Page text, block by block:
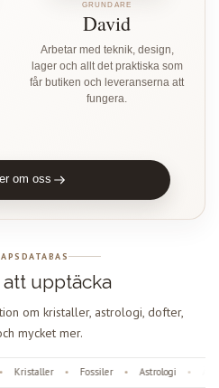
GRUNDARE
David
Arbetar med teknik, design,
lager och allt det praktiska som
får butiken och leveranserna att
fungera.
om oss
upptäcka
om kristaller, astrologi, dofter,
mycket mer.
Kristaller Fossiler Astrologi